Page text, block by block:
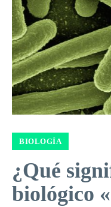
BIOLOGÍA
¿Qué
biológico